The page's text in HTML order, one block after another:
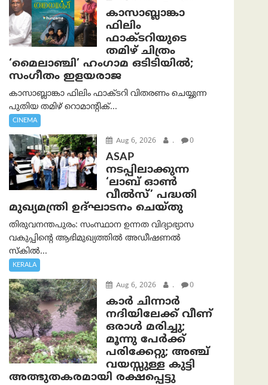
കാസാബ്ലാങ്കാ
ഫിലിം
ഫാക്ടറിയുടെ
തമിഴ് ചിത്രം
‘മൈലാഞ്ചി’ ഹംഗാമ ഒടിടിയിൽ;
സംഗീതം ഇളയരാജ
കാസാബ്ലാങ്കാ ഫിലിം ഫാക്ടറി വിതരണം ചെയ്യുന്ന
പുതിയ തമിഴ് റൊമാന്റിക്...
CINEMA
Aug 6, 2026 . 0
ASAP
നടപ്പിലാക്കുന്ന
‘ലാബ് ഓൺ
വീൽസ്’ പദ്ധതി
മുഖ്യമന്ത്രി ഉദ്ഘാടനം ചെയ്തു
തിരുവനന്തപുരം: സംസ്ഥാന ഉന്നത വിദ്യാഭ്യാസ
വകുപ്പിന്റെ ആഭിമുഖ്യത്തിൽ അഡീഷണൽ
സ്കിൽ...
KERALA
Aug 6, 2026 . 0
കാര്‍ ചിന്നാര്‍
നദിയിലേക്ക് വീണ്
ഒരാള്‍ മരിച്ചു;
മൂന്നു പേര്‍ക്ക്
പരിക്കേറ്റു; അഞ്ച്
വയസ്സുള്ള കുട്ടി
അത്ഭുതകരമായി രക്ഷപ്പെട്ടു